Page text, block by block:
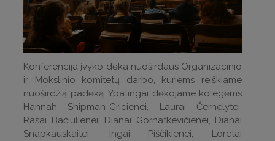
Konferencija įvyko dėka nuoširdaus Organizacinio
ir Mokslinio komitetų darbo, kuriems reiškiame
nuoširdžią padėką. Ypatingai dėkojame kolegėms
Hannah Shipman-Gricienei, Laurai Černelytei,
Rasai Bačiulienei, Dianai Gornatkevičienei, Dianai
Snapkauskaitei, Ingai Piščikienei, Loretai